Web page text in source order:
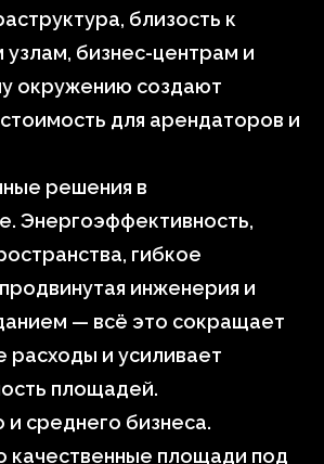
близость к
узлам, бизнес-центрам и
окружению создают
для арендаторов и
решения в
Энергоэффективность,
гибкое
инженерия и
— всё это сокращает
расходы и усиливает
площадей.
среднего бизнеса.
качественные площади под